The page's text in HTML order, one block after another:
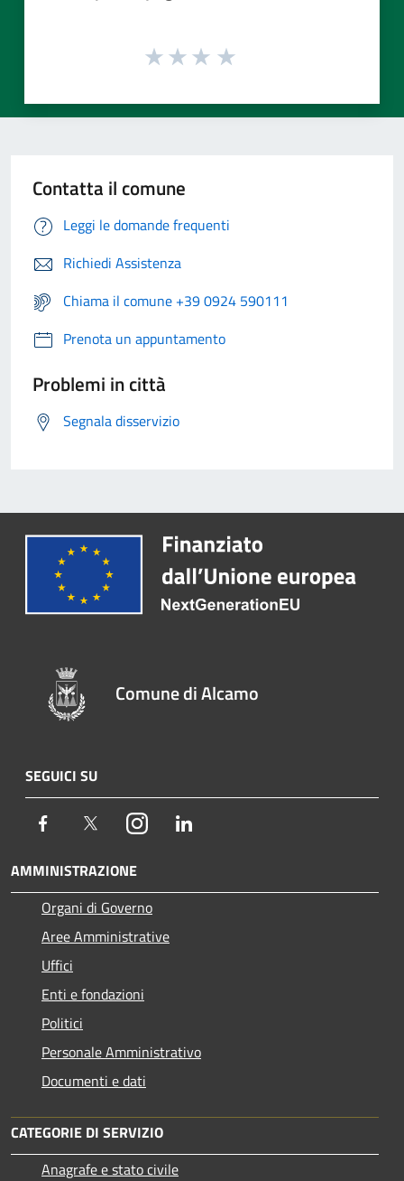
Contatta il comune
Leggi le domande frequenti
Richiedi Assistenza
Chiama il comune +39 0924 590111
Prenota un appuntamento
Problemi in città
Segnala disservizio
Comune di Alcamo
SEGUICI SU
Facebook TwitterInstagram
AMMINISTRAZIONE
Organi di Governo
Aree Amministrative
Uffici
Enti e fondazioni
Politici
Personale Amministrativo
Documenti e dati
CATEGORIE DI SERVIZIO
Anagrafe e stato civile